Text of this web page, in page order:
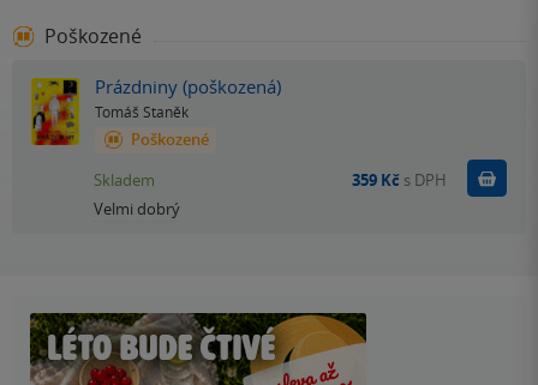
Poškozené
Prázdniny (poškozená)
Tomáš Staněk
Poškozené
Velmi dobrý
Skladem 359 Kč s DPH